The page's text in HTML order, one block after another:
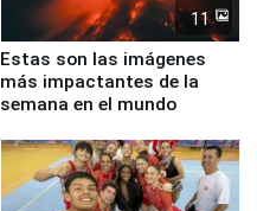
11
Estas son las imágenes
más impactantes de la
semana en el mundo